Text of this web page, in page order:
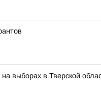
выборах в Тверской